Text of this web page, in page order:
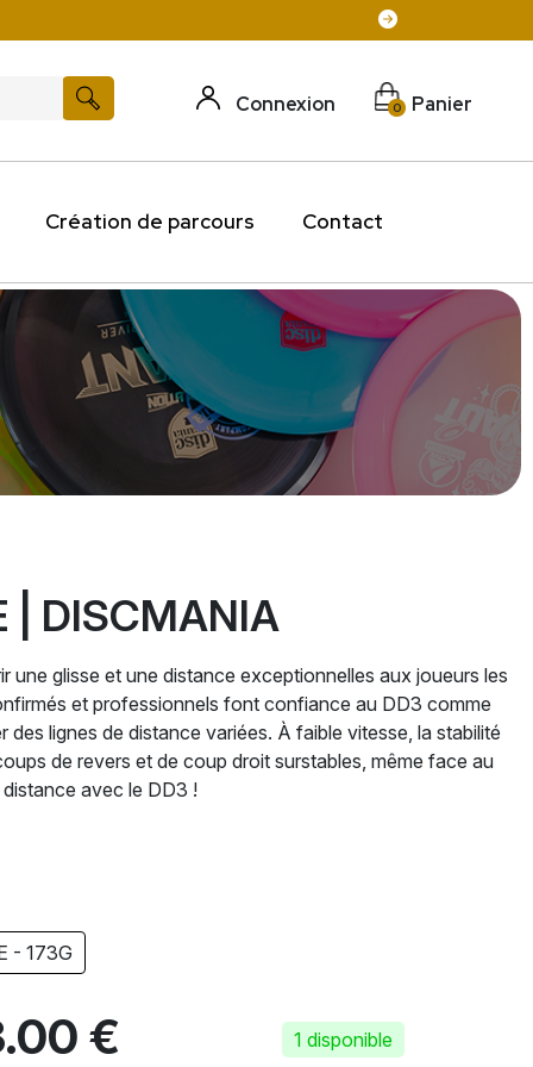
Connexion 0 Panier
Création de parcours Contact
| DISCMANIA
une glisse et une distance exceptionnelles aux joueurs les
et professionnels font confiance au DD3 comme
des lignes de distance variées. À faible vitesse, la stabilité
de revers et de coup droit surstables, même face au
avec le DD3 !
- 173G
€ 1 disponible